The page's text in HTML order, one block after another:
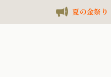
夏の金祭